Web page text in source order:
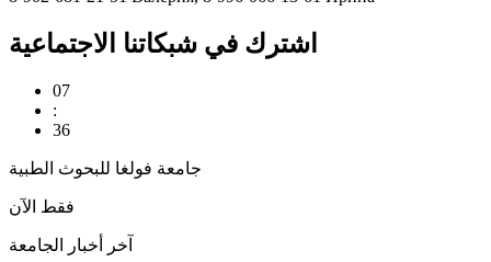
اشترك في شبكاتنا الاجتماعية
07
:
36
جامعة فولغا للبحوث الطبية
فقط الآن
آخر أخبار الجامعة